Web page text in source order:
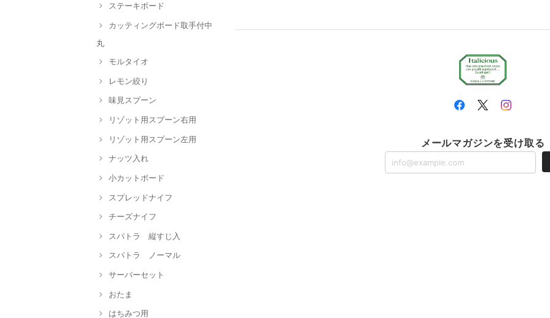
ステーキボード
カッティングボード取手付中
丸
モルタイオ
レモン絞り
味見スプーン
リゾット用スプーン右用
リゾット用スプーン左用
ナッツ入れ
小カットボード
スプレッドナイフ
チーズナイフ
スパトラ 縦すじ入
スパトラ ノーマル
サーバーセット
おたま
はちみつ用
メールマガジンを受け取る